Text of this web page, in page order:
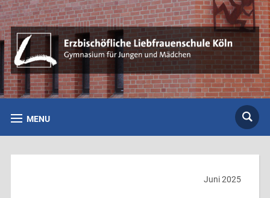
MENU
Juni 2025